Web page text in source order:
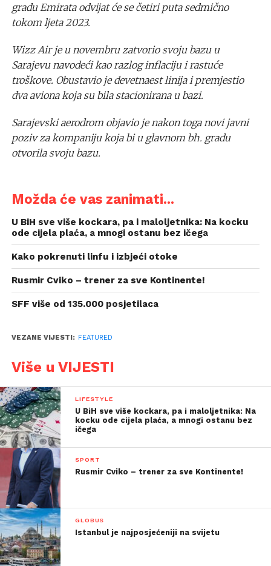
gradu Emirata odvijat će se četiri puta sedmično
tokom ljeta 2023.
Wizz Air je u novembru zatvorio svoju bazu u
Sarajevu navodeći kao razlog inflaciju i rastuće
troškove. Obustavio je devetnaest linija i premjestio
dva aviona koja su bila stacionirana u bazi.
Sarajevski aerodrom objavio je nakon toga novi javni
poziv za kompaniju koja bi u glavnom bh. gradu
otvorila svoju bazu.
Možda će vas zanimati...
U BiH sve više kockara, pa i maloljetnika: Na kocku
ode cijela plaća, a mnogi ostanu bez ičega
Kako pokrenuti linfu i izbjeći otoke
Rusmir Cviko – trener za sve Kontinente!
SFF više od 135.000 posjetilaca
VEZANE VIJESTI: FEATURED
Više u VIJESTI
LIFESTYLE
U BiH sve više kockara, pa i maloljetnika: Na
kocku ode cijela plaća, a mnogi ostanu bez
ičega
SPORT
Rusmir Cviko – trener za sve Kontinente!
GLOBUS
Istanbul je najposjećeniji na svijetu